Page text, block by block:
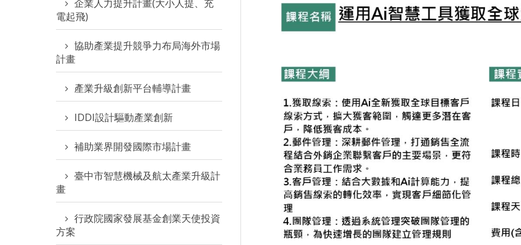
企業人力提升計畫(大小人提、充
電起飛)
協助產業提升競爭力布局海外市場
計畫
產業升級創新平台輔導計畫
IDDI設計驅動產業創新
補助業界開發國際市場計畫
臺中市智慧機械及航太產業升級計
畫
行政院國家發展基金創業天使投資
方案